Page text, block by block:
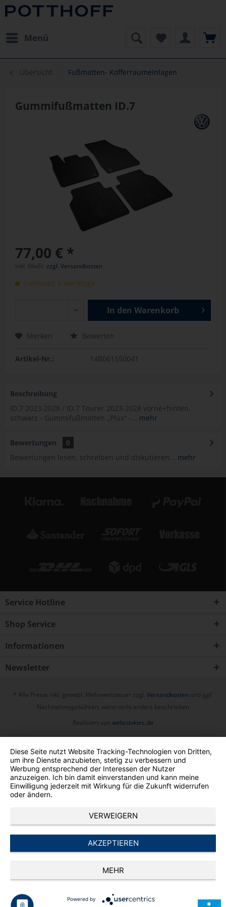
Menü
Übersicht Fußmatten- Kofferraumeinlagen
Gummifußmatten ID.7
77,00 € *
inkl. MwSt. zzgl. Versandkosten
Lieferzeit 5 Werktage
In den Warenkorb
Merken Bewerten
Artikel-Nr.: 14B061550041
Beschreibung
ID.7 2023-2028 / ID.7 Tourer 2023-2028 vorne+hinten,
schwarz - Gummifußmatten „Plus“ -... mehr
Bewertungen
0
Bewertungen lesen, schreiben und diskutieren... mehr
Service Hotline
Shop Service
Informationen
Newsletter
* Alle Preise inkl. gesetzl. Mehrwertsteuer zzgl. Versandkosten und ggf.
Nachnahmegebühren, wenn nicht anders beschrieben
Realisiert von webcookies.de
Diese Seite nutzt Website Tracking-Technologien von Dritten,
um ihre Dienste anzubieten, stetig zu verbessern und
Werbung entsprechend der Interessen der Nutzer
anzuzeigen. Ich bin damit einverstanden und kann meine
Einwilligung jederzeit mit Wirkung für die Zukunft widerrufen
oder ändern.
VERWEIGERN
AKZEPTIEREN
MEHR
Powered by